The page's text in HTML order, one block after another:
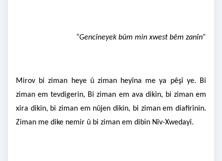
“Gencîneyek bûm min xwest bêm zanîn”
Mirov bi ziman heye û ziman heyîna me ya pêşî ye. Bi
ziman em tevdigerin, Bi ziman em ava dikin, bi ziman em
xira dikin, bi ziman em nûjen dikin, bi ziman em diafirînin.
Ziman me dike nemir û bi ziman em dibin Nîv-Xwedayî.